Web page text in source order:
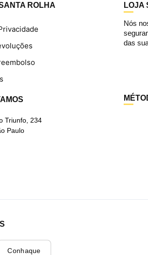
ROLHA
Triunfo, 234
Paulo
LOJA
Nós
das
Conhaque